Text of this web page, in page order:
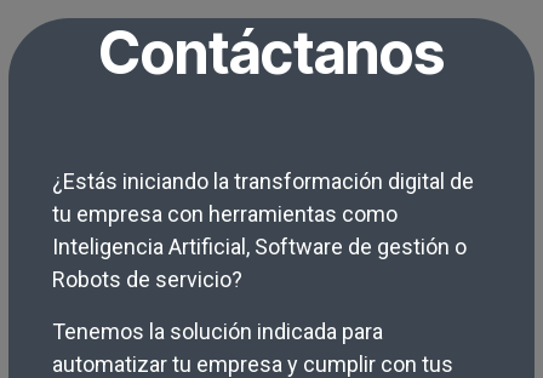
Contáctanos
¿Estás iniciando la transformación digital de
tu empresa con herramientas como
Inteligencia Artificial, Software de gestión o
Robots de servicio?
Tenemos la solución indicada para
automatizar tu empresa y cumplir con tus